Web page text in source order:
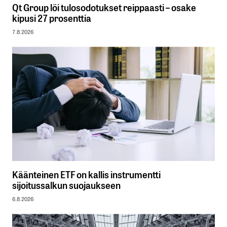
Qt Group löi tulosodotukset reippaasti – osake
kipusi 27 prosenttia
7.8.2026
Käänteinen ETF on kallis instrumentti
sijoitussalkun suojaukseen
6.8.2026